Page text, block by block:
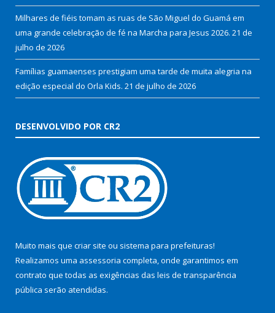
Milhares de fiéis tomam as ruas de São Miguel do Guamá em
uma grande celebração de fé na Marcha para Jesus 2026. 21 de
julho de 2026
Famílias guamaenses prestigiam uma tarde de muita alegria na
edição especial do Orla Kids. 21 de julho de 2026
DESENVOLVIDO POR CR2
Muito mais que criar site ou sistema para prefeituras!
Realizamos uma assessoria completa, onde garantimos em
contrato que todas as exigências das leis de transparência
pública serão atendidas.